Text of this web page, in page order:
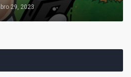
29, 2023